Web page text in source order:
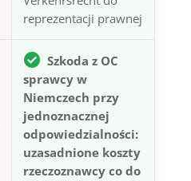
reprezentacji prawnej
Szkoda z OC
sprawcy w
Niemczech przy
jednoznacznej
odpowiedzialności:
uzasadnione koszty
rzeczoznawcy co do